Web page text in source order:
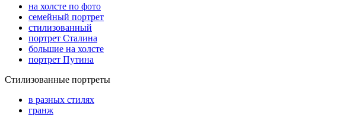
на холсте по фото
cемейный портрет
стилизованный
портрет Сталина
большие на холсте
портрет Путина
Стилизованные портреты
в разных стилях
гранж